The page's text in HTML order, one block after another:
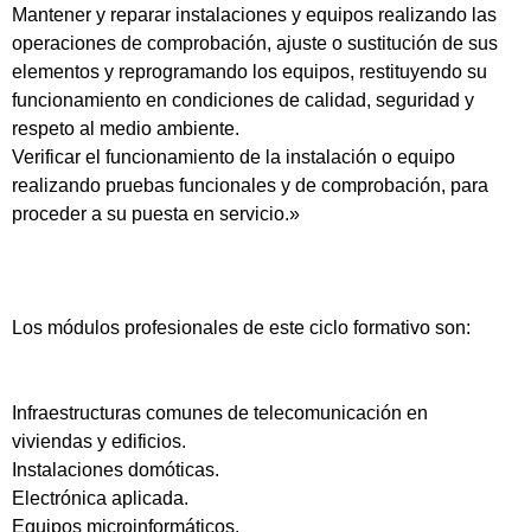
Mantener y reparar instalaciones y equipos realizando las
operaciones de comprobación, ajuste o sustitución de sus
elementos y reprogramando los equipos, restituyendo su
funcionamiento en condiciones de calidad, seguridad y
respeto al medio ambiente.
Verificar el funcionamiento de la instalación o equipo
realizando pruebas funcionales y de comprobación, para
proceder a su puesta en servicio.»
Los módulos profesionales de este ciclo formativo son:
Infraestructuras comunes de telecomunicación en
viviendas y edificios.
Instalaciones domóticas.
Electrónica aplicada.
Equipos microinformáticos.